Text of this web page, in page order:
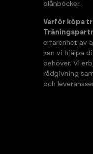
plånböcker.
Varför köpa
erfarenhet av
kan vi hjälpa
behöver. Vi
rådgivning
och